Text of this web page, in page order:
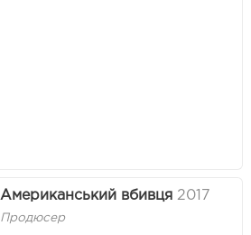
Американський вбивця 2017
Продюсер